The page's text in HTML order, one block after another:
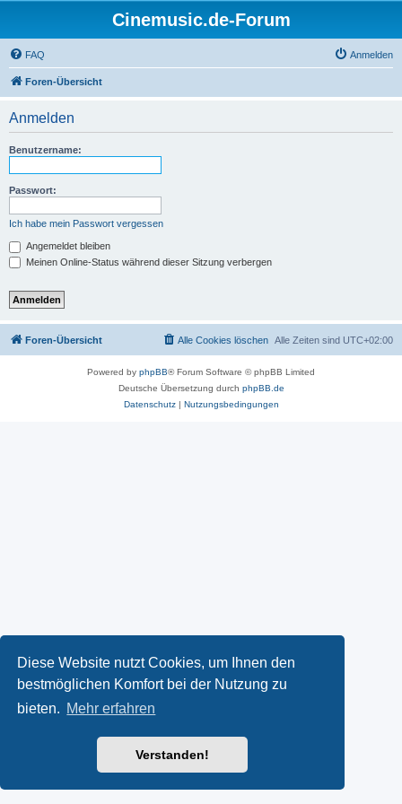
Diese Website nutzt Cookies, um Ihnen den
bestmöglichen Komfort bei der Nutzung zu
bieten. Mehr erfahren
Verstanden!
Cinemusic.de-Forum
FAQ Anmelden
Foren-Übersicht
Anmelden
Benutzername:
Passwort:
Ich habe mein Passwort vergessen
Angemeldet bleiben
Meinen Online-Status während dieser Sitzung verbergen
Foren-Übersicht Alle Zeiten sind UTC+02:00
Alle Cookies löschen
Powered by phpBB® Forum Software © phpBB Limited
Deutsche Übersetzung durch phpBB.de
Datenschutz| Nutzungsbedingungen